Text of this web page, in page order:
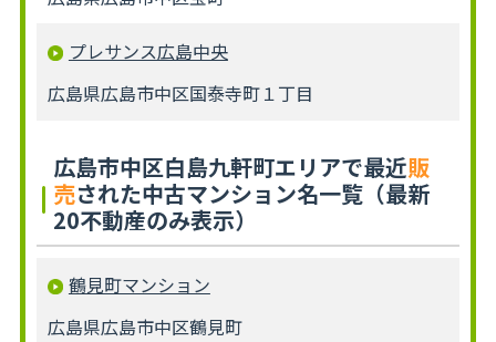
プレサンス広島中央
広島県広島市中区国泰寺町１丁目
広島市中区白島九軒町エリアで最近販
売された中古マンション名一覧（最新
20不動産のみ表示）
鶴見町マンション
広島県広島市中区鶴見町